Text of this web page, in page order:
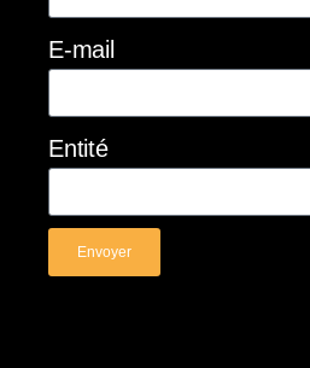
E-mail
Entité
Envoyer